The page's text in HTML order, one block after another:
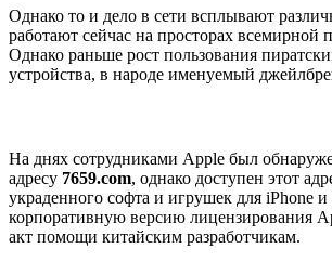
Однако то и дело в сети всплывают
работают сейчас на просторах
Однако раньше рост пользования
устройства, в народе именуемый
На днях сотрудниками Apple был
адресу 7659.com, однако доступен этот
украденного софта и игрушек для iPhone
корпоративную версию лицензирования
акт помощи китайским разработчикам.